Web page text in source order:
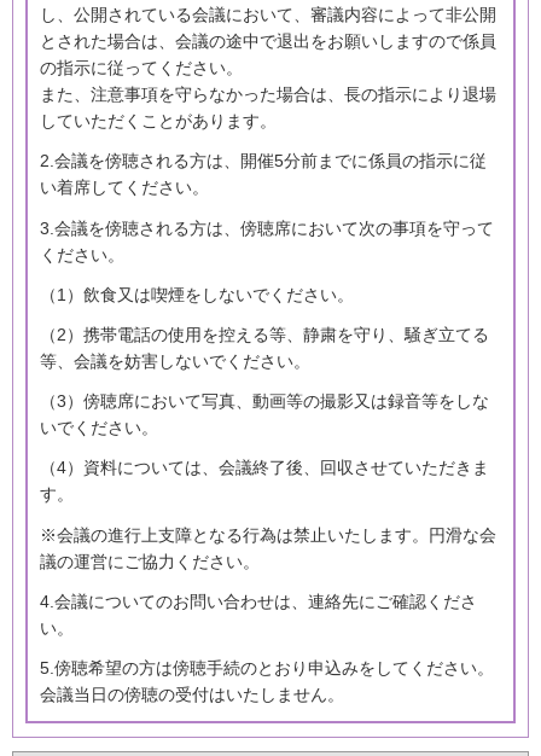
し、公開されている会議において、審議内容によって非公開
とされた場合は、会議の途中で退出をお願いしますので係員
の指示に従ってください。
また、注意事項を守らなかった場合は、長の指示により退場
していただくことがあります。
2.会議を傍聴される方は、開催5分前までに係員の指示に従
い着席してください。
3.会議を傍聴される方は、傍聴席において次の事項を守って
ください。
（1）飲食又は喫煙をしないでください。
（2）携帯電話の使用を控える等、静粛を守り、騒ぎ立てる
等、会議を妨害しないでください。
（3）傍聴席において写真、動画等の撮影又は録音等をしな
いでください。
（4）資料については、会議終了後、回収させていただきま
す。
※会議の進行上支障となる行為は禁止いたします。円滑な会
議の運営にご協力ください。
4.会議についてのお問い合わせは、連絡先にご確認くださ
い。
5.傍聴希望の方は傍聴手続のとおり申込みをしてください。
会議当日の傍聴の受付はいたしません。